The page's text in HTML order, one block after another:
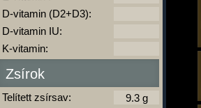
D-vitamin (D2+D3):
D-vitamin IU:
K-vitamin:
Zsírok
Telített zsírsav: